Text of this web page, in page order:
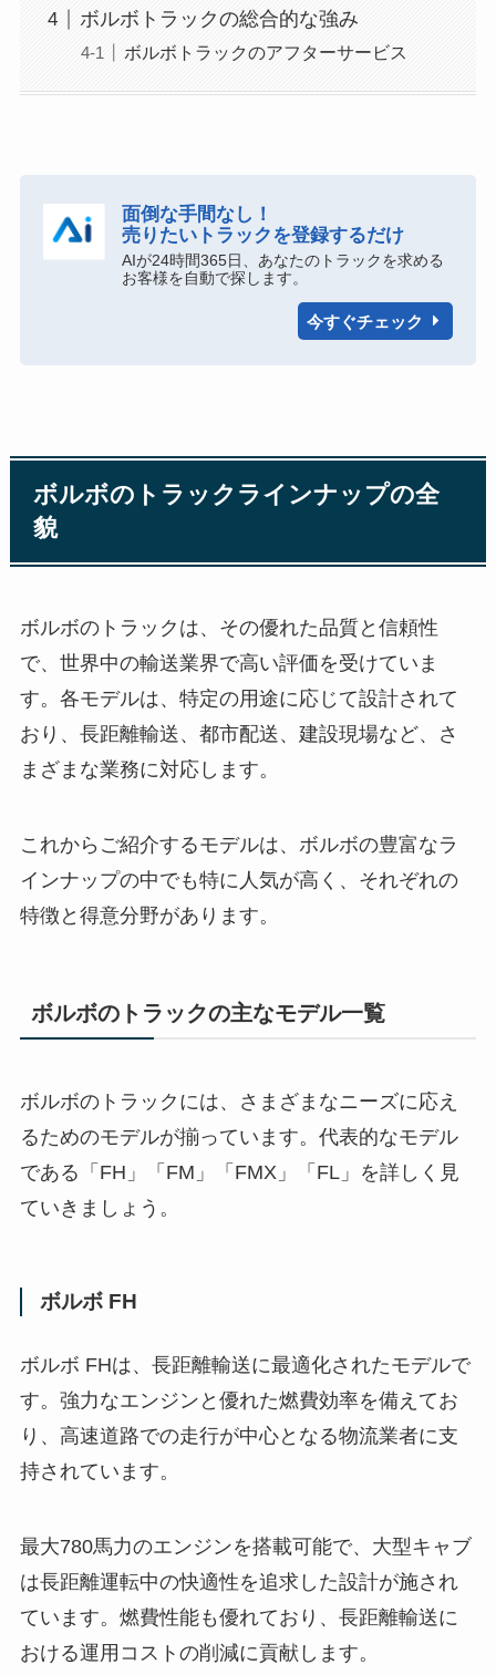
ボルボトラックの総合的な強み
ボルボトラックのアフターサービス
面倒な手間なし！
売りたいトラックを登録するだけ
AIが24時間365日、あなたのトラックを求める
お客様を自動で探します。
今すぐチェック
ボルボのトラックラインナップの全
貌
ボルボのトラックは、その優れた品質と信頼性
で、世界中の輸送業界で高い評価を受けていま
す。各モデルは、特定の用途に応じて設計されて
おり、長距離輸送、都市配送、建設現場など、さ
まざまな業務に対応します。
これからご紹介するモデルは、ボルボの豊富なラ
インナップの中でも特に人気が高く、それぞれの
特徴と得意分野があります。
ボルボのトラックの主なモデル一覧
ボルボのトラックには、さまざまなニーズに応え
るためのモデルが揃っています。代表的なモデル
である「FH」「FM」「FMX」「FL」を詳しく見
ていきましょう。
ボルボ FH
ボルボ FHは、長距離輸送に最適化されたモデルで
す。強力なエンジンと優れた燃費効率を備えてお
り、高速道路での走行が中心となる物流業者に支
持されています。
最大780馬力のエンジンを搭載可能で、大型キャブ
は長距離運転中の快適性を追求した設計が施され
ています。燃費性能も優れており、長距離輸送に
おける運用コストの削減に貢献します。